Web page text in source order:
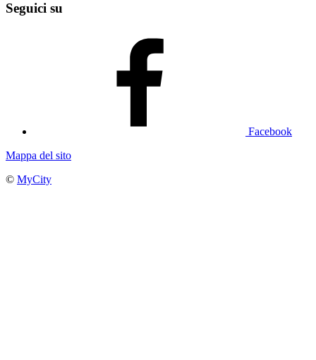
Seguici su
Facebook
Mappa del sito
© MyCity